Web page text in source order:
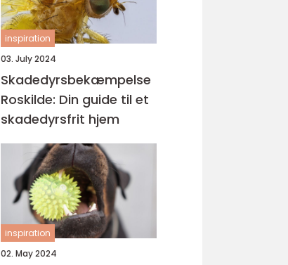
inspiration
03. July 2024
Skadedyrsbekæmpelse
Roskilde: Din guide til et
skadedyrsfrit hjem
inspiration
02. May 2024